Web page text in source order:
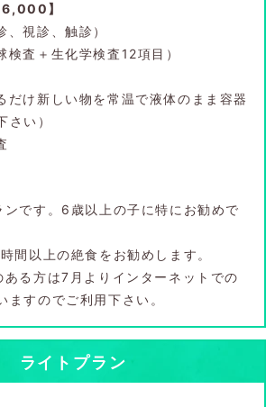
】
視診、触診）
査＋生化学検査12項目）
だけ新しい物を常温で液体のまま容器
さい）
です。6歳以上の子に特にお勧めで
間以上の絶食をお勧めします。
る方は7月よりインターネットでの
ますのでご利用下さい。
ライトプラン